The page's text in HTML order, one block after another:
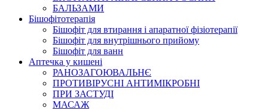
БАЛЬЗАМИ
Бішофітотерапія
Бішофіт для втирання і апаратної фізіотерапії
Бішофіт для внутрішнього прийому
Бішофіт для ванн
Аптечка у кишені
РАНОЗАГОЮВАЛЬНЄ
ПРОТИВІРУСНІ АНТИМІКРОБНІ
ПРИ ЗАСТУДІ
МАСАЖ